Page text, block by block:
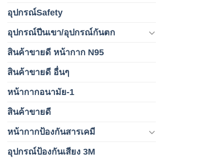
อุปกรณ์Safety
อุปกรณ์ปีนเขา/อุปกรณ์กันตก
สินค้าขายดี หน้ากาก N95
สินค้าขายดี อื่นๆ
หน้ากากอนามัย-1
สินค้าขายดี
หน้ากากป้องกันสารเคมี
อุปกรณ์ป้องกันเสียง 3M